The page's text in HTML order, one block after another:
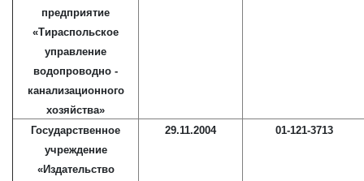
предприятие
«Тираспольское
управление
водопроводно -
канализационного
хозяйства»
Государственное
учреждение
«Издательство
29.11.2004 01-121-3713